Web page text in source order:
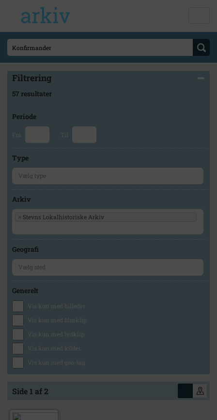
Filtrering
57 resultater
Periode
Fra Til
Type
Arkiv
× Stevns Lokalhistoriske Arkiv
Geografi
Generelt
Vis kun med billeder
Vis kun med filmklip
Vis kun med lydklip
Vis kun med kilder
Vis kun med geo-tag
Side 1 af 2